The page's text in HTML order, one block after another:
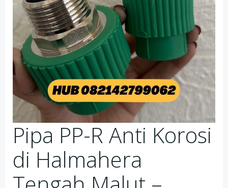
Pipa PP-R Anti Korosi
di Halmahera